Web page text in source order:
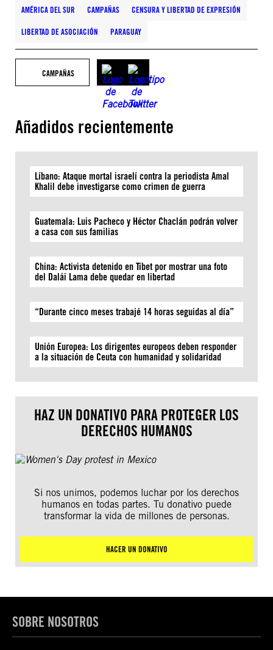
AMÉRICA DEL SUR CAMPAÑAS CENSURA Y LIBERTAD DE EXPRESIÓN
LIBERTAD DE ASOCIACIÓN PARAGUAY
CAMPAÑAS
Añadidos recientemente
Líbano: Ataque mortal israelí contra la periodista Amal
Khalil debe investigarse como crimen de guerra
Guatemala: Luis Pacheco y Héctor Chaclán podrán volver
a casa con sus familias
China: Activista detenido en Tíbet por mostrar una foto
del Dalái Lama debe quedar en libertad
“Durante cinco meses trabajé 14 horas seguidas al día”
Unión Europea: Los dirigentes europeos deben responder
a la situación de Ceuta con humanidad y solidaridad
HAZ UN DONATIVO PARA PROTEGER LOS
DERECHOS HUMANOS
Si nos unimos, podemos luchar por los derechos
humanos en todas partes. Tu donativo puede
transformar la vida de millones de personas.
HACER UN DONATIVO
SOBRE NOSOTROS